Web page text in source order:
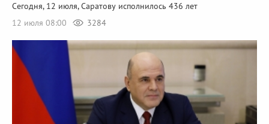
Сегодня, 12 июля, Саратову исполнилось 436 лет
12 июля 08:00
3284